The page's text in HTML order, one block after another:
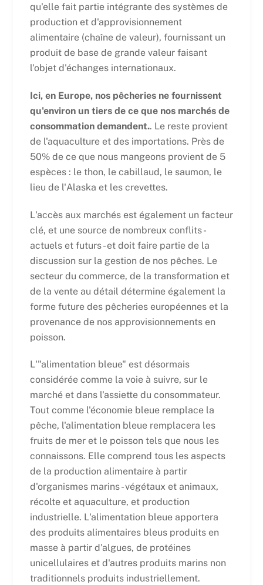
qu'elle fait partie intégrante des systèmes de
production et d'approvisionnement
alimentaire (chaîne de valeur), fournissant un
produit de base de grande valeur faisant
l'objet d'échanges internationaux.
Ici, en Europe, nos pêcheries ne fournissent
qu'environ un tiers de ce que nos marchés de
consommation demandent.. Le reste provient
de l'aquaculture et des importations. Près de
50% de ce que nous mangeons provient de 5
espèces : le thon, le cabillaud, le saumon, le
lieu de l'Alaska et les crevettes.
L'accès aux marchés est également un facteur
clé, et une source de nombreux conflits -
actuels et futurs - et doit faire partie de la
discussion sur la gestion de nos pêches. Le
secteur du commerce, de la transformation et
de la vente au détail détermine également la
forme future des pêcheries européennes et la
provenance de nos approvisionnements en
poisson.
L'"alimentation bleue" est désormais
considérée comme la voie à suivre, sur le
marché et dans l'assiette du consommateur.
Tout comme l'économie bleue remplace la
pêche, l'alimentation bleue remplacera les
fruits de mer et le poisson tels que nous les
connaissons. Elle comprend tous les aspects
de la production alimentaire à partir
d'organismes marins - végétaux et animaux,
récolte et aquaculture, et production
industrielle. L'alimentation bleue apportera
des produits alimentaires bleus produits en
masse à partir d'algues, de protéines
unicellulaires et d'autres produits marins non
traditionnels produits industriellement.